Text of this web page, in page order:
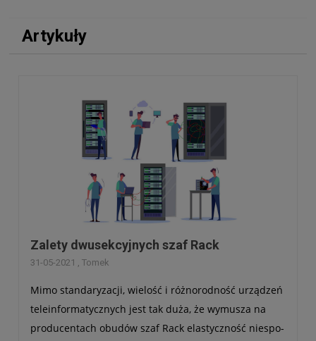
Artykuły
Zalety dwu­sek­cyj­nych szaf Rack
31-05-2021 , Tomek
Mimo stan­da­ry­za­cji, wie­lość i róż­no­rod­ność urzą­dzeń
tele­in­for­ma­tycz­nych jest tak duża, że wymu­sza na
pro­du­cen­tach obu­dów szaf Rack ela­stycz­ność nie­spo­